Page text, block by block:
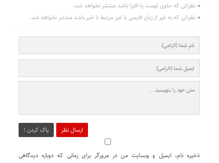
نظراتی که حاوی تهمت یا افترا باشد منتشر نخواهد شد.
نظراتی که به غیر از زبان فارسی یا غیر مرتبط با خبر باشد منتشر نخواهد شد.
ارسال نظر پاک کردن !
ذخیره نام، ایمیل و وبسایت من در مرورگر برای زمانی که دوباره دیدگاهی